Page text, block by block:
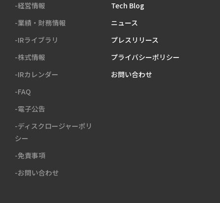
-経営情報
-業績・財務情報
-IRライブラリ
-株式情報
-IRカレンダー
-FAQ
-電子公告
-ディスクロージャーポリ
シー
-免責事項
-お問い合わせ
Tech Blog
ニュース
プレスリリース
プライバシーポリシー
お問い合わせ